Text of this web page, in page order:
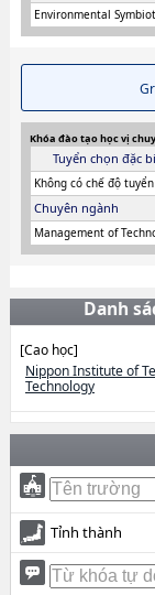
Environmental
Khóa đào tạo học vị
Tuyển chọn đặc
Không có chế độ
Chuyên ngành
Management of
Danh
[Cao học]
Nippon Institute of
Technology
Tỉnh thành